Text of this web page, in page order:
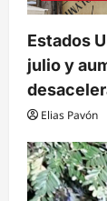
Estados
julio y
Elias Pavón